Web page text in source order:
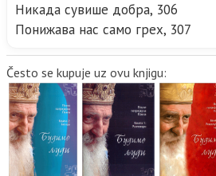
Никада сувише добра, 306
Понижава нас само грех, 307
Često se kupuje uz ovu knjigu: